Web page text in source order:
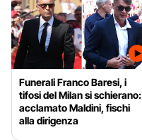
Funerali Franco Baresi, i
tifosi del Milan si schierano:
acclamato Maldini, fischi
alla dirigenza